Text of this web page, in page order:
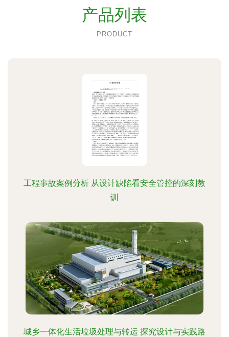
产品列表
PRODUCT
工程事故案例分析 从设计缺陷看安全管控的深刻教
训
城乡一体化生活垃圾处理与转运 探究设计与实践路